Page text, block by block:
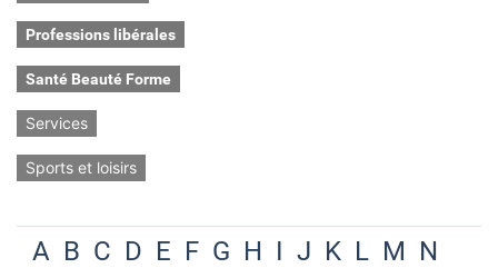
Professions libérales
Santé Beauté Forme
Services
Sports et loisirs
A B C D E F G H I J K L M N